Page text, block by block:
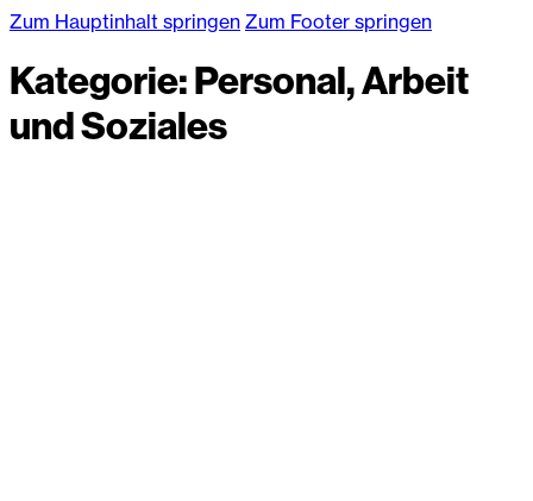
Zum Hauptinhalt springen Zum Footer springen
Kategorie:Personal, Arbeit
und Soziales